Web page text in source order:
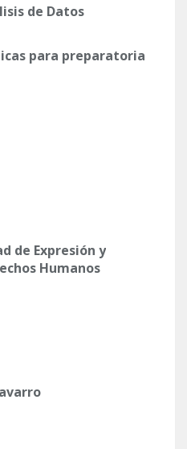
de Datos
para preparatoria
de Expresión y
Humanos